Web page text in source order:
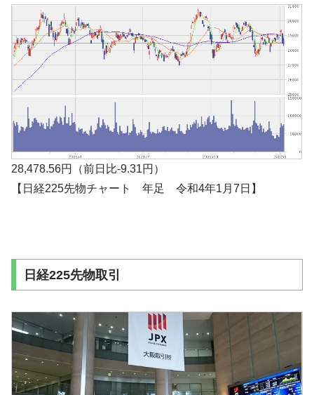
28,478.56円（前日比-9.31円）
【日経225先物チャート 年足 令和4年1月7日】
日経225先物取引